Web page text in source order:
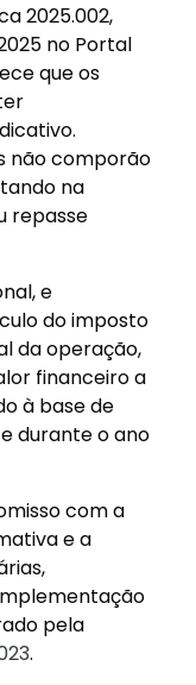
2025.002,
no Portal
que os
não comporão
na
repasse
e
do imposto
da operação,
financeiro a
à base de
durante o ano
com a
e a
pela
.